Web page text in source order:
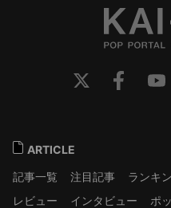
ARTICLE
記事一覧
注目記事 ランキ
レビュー
インタビュー ポ